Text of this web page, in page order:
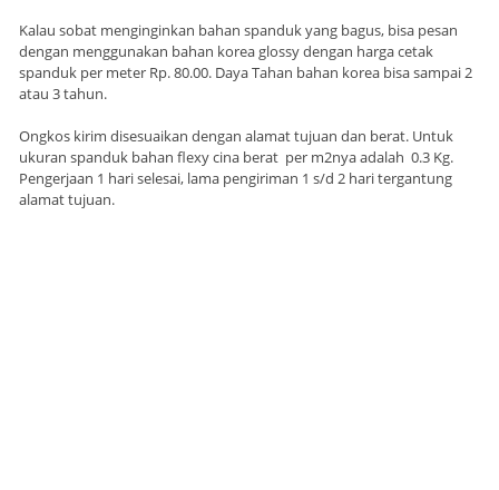
Kalau sobat menginginkan bahan spanduk yang bagus, bisa pesan
dengan menggunakan bahan korea glossy dengan harga cetak
spanduk per meter Rp. 80.00. Daya Tahan bahan korea bisa sampai 2
atau 3 tahun.
Ongkos kirim disesuaikan dengan alamat tujuan dan berat. Untuk
ukuran spanduk bahan flexy cina berat per m2nya adalah 0.3 Kg.
Pengerjaan 1 hari selesai, lama pengiriman 1 s/d 2 hari tergantung
alamat tujuan.